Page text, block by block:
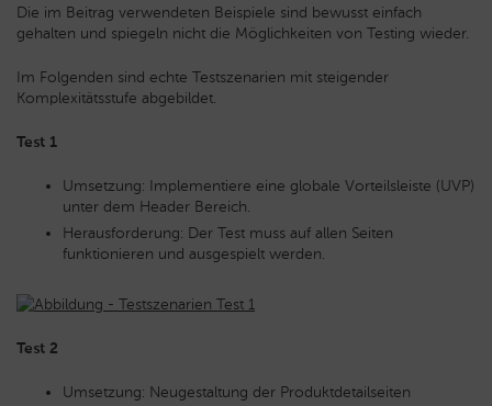
Die im Beitrag verwendeten Beispiele sind bewusst einfach
gehalten und spiegeln nicht die Möglichkeiten von Testing wieder.
Im Folgenden sind echte Testszenarien mit steigender
Komplexitätsstufe abgebildet.
Test 1
Umsetzung: Implementiere eine globale Vorteilsleiste (UVP)
unter dem Header Bereich.
Herausforderung: Der Test muss auf allen Seiten
funktionieren und ausgespielt werden.
Test 2
Umsetzung: Neugestaltung der Produktdetailseiten